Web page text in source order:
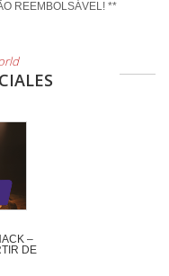
REEMBOLSÁVEL! **
–
DE